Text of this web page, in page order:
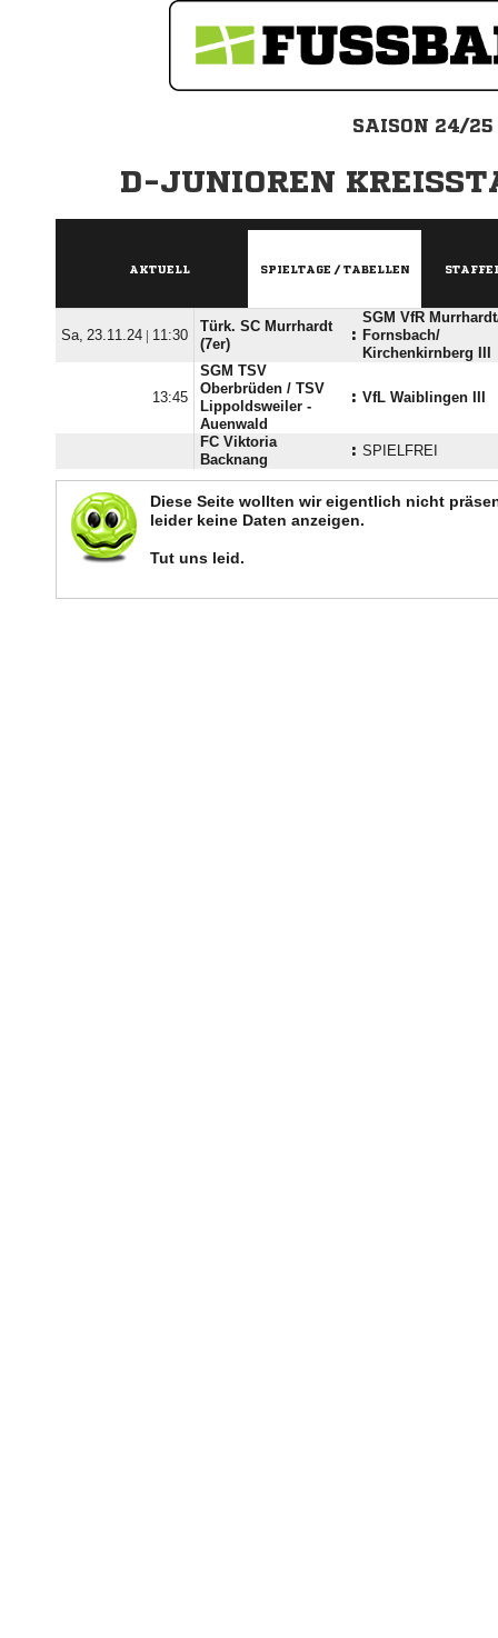
SAISON 24/25
D-JUNIOREN
AKTUELL SPIELTAGE / TABELLEN
  | 
Türk. SC Murrhardt
(7er)
:
SGM VfR
Fornsbach/​
Kirchenkirnberg III

SGM TSV
Oberbrüden /​ TSV
Lippoldsweiler -
Auenwald
: VfL Waiblingen III
FC Viktoria
Backnang
: SPIELFREI
Diese Seite wollten wir eigentlich nicht
leider keine Daten anzeigen.
Tut uns leid.